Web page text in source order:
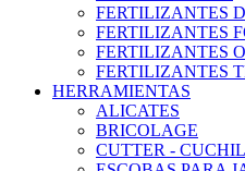
FERTILIZANTES
FERTILIZANTES
FERTILIZANTES
FERTILIZANTES
HERRAMIENTAS
ALICATES
BRICOLAGE
CUTTER -